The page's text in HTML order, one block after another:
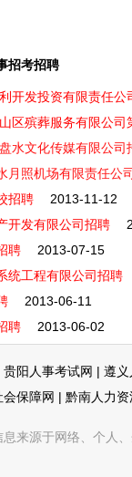
招考招聘
开发投资有限责任公
区殡葬服务有限公司
水文化传媒有限公司
月照机场有限责任
招聘
2013-11-12
开发有限公司招聘
聘
2013-07-15
统工程有限公司招聘
2013-06-11
聘
2013-06-02
贵阳人事考试网 | 遵义
保障网 | 黔南人力
息来源于网络、个人